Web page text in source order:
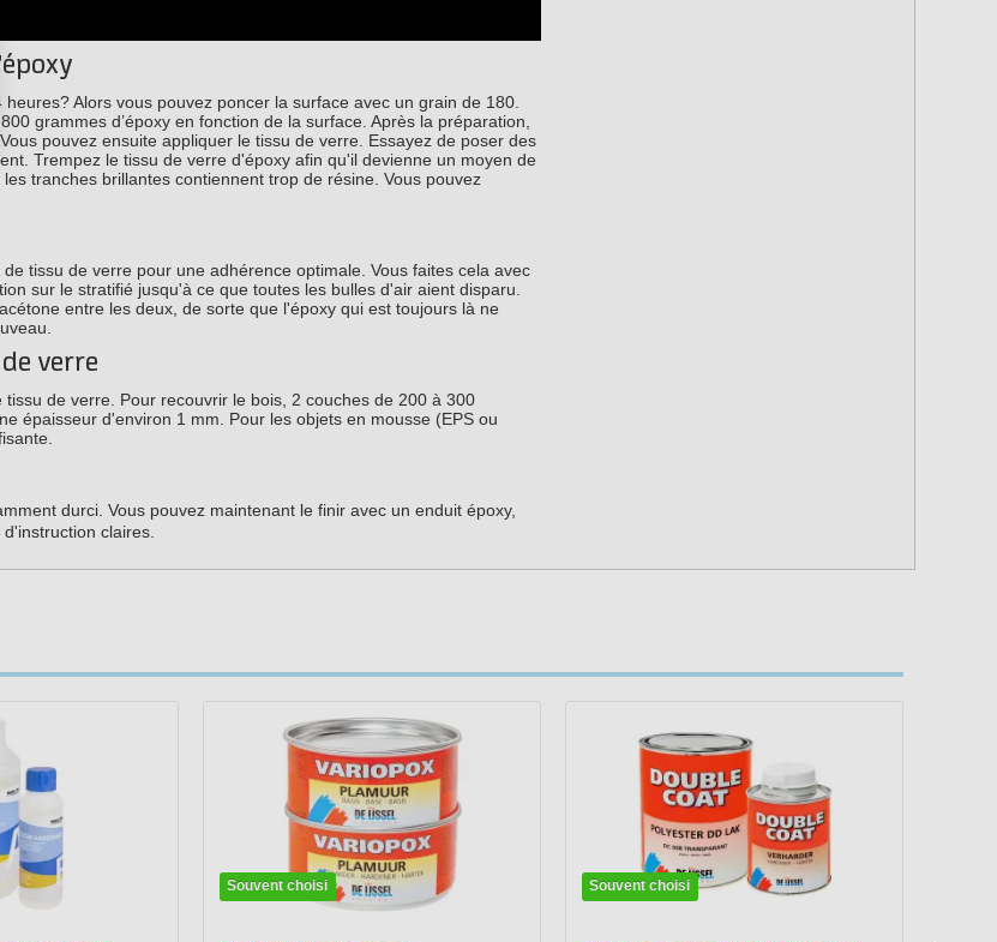
Alors vous pouvez poncer la surface avec un grain de 180.
grammes d’époxy en fonction de la surface. Après la préparation,
pouvez ensuite appliquer le tissu de verre. Essayez de poser des
Trempez le tissu de verre d'époxy afin qu'il devienne un moyen de
tranches brillantes contiennent trop de résine. Vous pouvez
tissu de verre pour une adhérence optimale. Vous faites cela avec
sur le stratifié jusqu'à ce que toutes les bulles d'air aient disparu.
entre les deux, de sorte que l'époxy qui est toujours là ne
verre
de verre. Pour recouvrir le bois, 2 couches de 200 à 300
épaisseur d'environ 1 mm. Pour les objets en mousse (EPS ou
durci. Vous pouvez maintenant le finir avec un enduit époxy,
claires.
Souvent choisi Souvent choisi